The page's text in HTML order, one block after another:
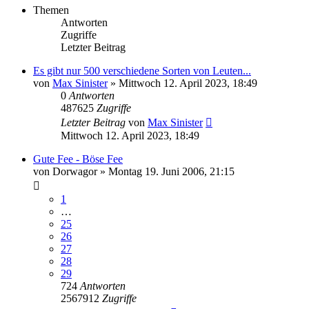
Themen
Antworten
Zugriffe
Letzter Beitrag
Es gibt nur 500 verschiedene Sorten von Leuten...
von Max Sinister» Mittwoch 12. April 2023, 18:49
0 Antworten
487625 Zugriffe
Letzter Beitrag von Max Sinister
Mittwoch 12. April 2023, 18:49
Gute Fee - Böse Fee
von Dorwagor» Montag 19. Juni 2006, 21:15
1
…
25
26
27
28
29
724 Antworten
2567912 Zugriffe